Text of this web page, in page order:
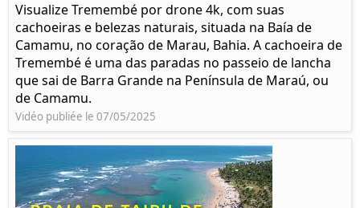
Visualize Tremembé por drone 4k, com suas
cachoeiras e belezas naturais, situada na Baía de
Camamu, no coração de Marau, Bahia. A cachoeira de
Tremembé é uma das paradas no passeio de lancha
que sai de Barra Grande na Península de Maraú, ou
de Camamu.
Vidéo publiée le 07/05/2025